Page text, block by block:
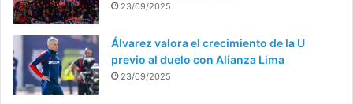
23/09/2025
Álvarez valora el crecimiento de la U
previo al duelo con Alianza Lima
23/09/2025